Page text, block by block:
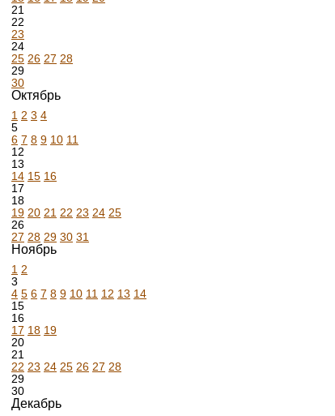
21
22
23
24
25 26 27 28
29
30
Октябрь
1 2 3 4
5
6 7 8 9 10 11
12
13
14 15 16
17
18
19 20 21 22 23 24 25
26
27 28 29 30 31
Ноябрь
1 2
3
4 5 6 7 8 9 10 11 12 13 14
15
16
17 18 19
20
21
22 23 24 25 26 27 28
29
30
Декабрь